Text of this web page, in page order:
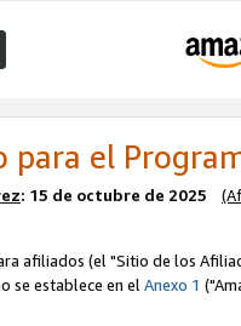
para el
: 15 de octubre de 2025
afiliados (el "Sitio de los
se establece en elAnexo 1